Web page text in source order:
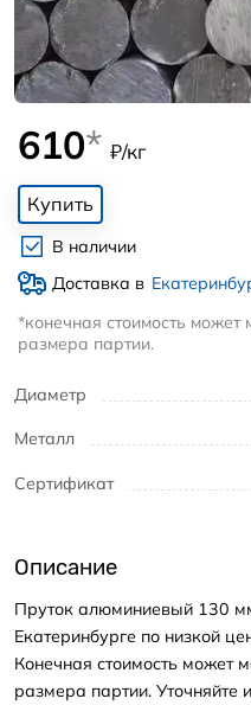
Диаметр
Металл
Сертификат
610* ₽/кг
Купить
В наличии
Доставка в
*конечная стоимость может
размера партии.
Описание
Пруток алюминиевый 130
Екатеринбурге по низкой
Конечная стоимость может
размера партии.